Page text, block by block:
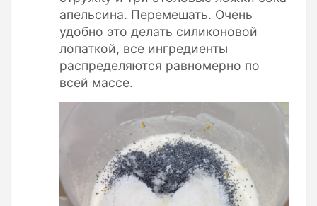
апельсина. Перемешать. Очень
удобно это делать силиконовой
лопаткой, все ингредиенты
распределяются равномерно по
всей массе.